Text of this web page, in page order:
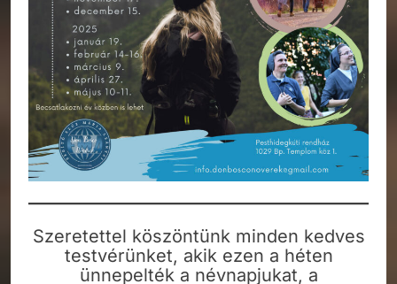
Szeretettel köszöntünk minden kedves
testvérünket, akik ezen a héten
ünnepelték a névnapjukat, a